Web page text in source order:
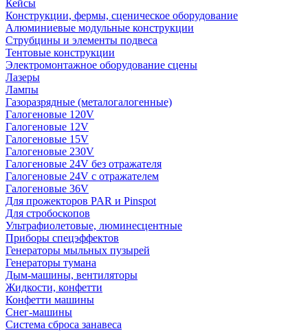
Кейсы
Конструкции, фермы, сценическое оборудование
Алюминиевые модульные конструкции
Струбцины и элементы подвеса
Тентовые конструкции
Электромонтажное оборудование сцены
Лазеры
Лампы
Газоразрядные (металогалогенные)
Галогеновые 120V
Галогеновые 12V
Галогеновые 15V
Галогеновые 230V
Галогеновые 24V без отражателя
Галогеновые 24V с отражателем
Галогеновые 36V
Для прожекторов PAR и Pinspot
Для стробоскопов
Ультрафиолетовые, люминесцентные
Приборы спецэффектов
Генераторы мыльных пузырей
Генераторы тумана
Дым-машины, вентиляторы
Жидкости, конфетти
Конфетти машины
Снег-машины
Система сброса занавеса